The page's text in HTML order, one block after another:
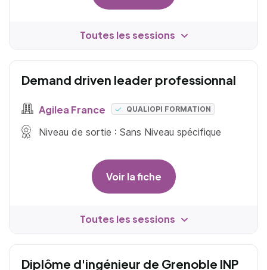
Toutes les sessions
Demand driven leader professionnal
Agilea France QUALIOPI FORMATION
Niveau de sortie : Sans Niveau spécifique
Voir la fiche
Toutes les sessions
Diplôme d'ingénieur de Grenoble INP